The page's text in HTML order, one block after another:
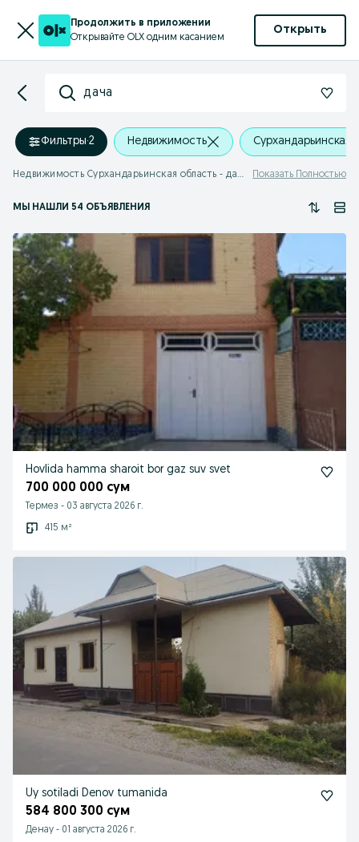
Продолжить в приложении
Открывайте OLX одним касанием
Открыть
дача
Фильтры·2 Недвижимость Сурхандарьинская
Недвижимость Сурхандарьинская область - дача Показать Полностью
МЫ НАШЛИ 54 ОБЪЯВЛЕНИЯ
Hovlida hamma sharoit bor gaz suv svet
700 000 000 сум
Термез - 03 августа 2026 г.
415 м²
Uy sotiladi Denov tumanida
584 800 300 сум
Денау - 01 августа 2026 г.